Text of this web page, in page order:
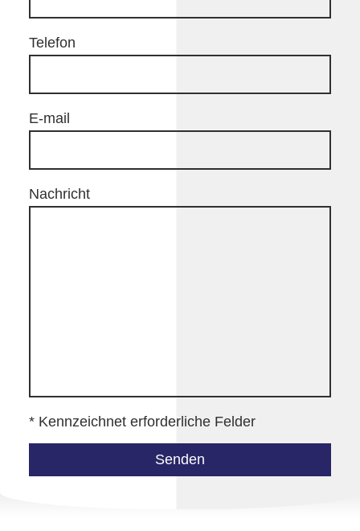
Telefon
E-mail
Nachricht
* Kennzeichnet erforderliche Felder
Senden